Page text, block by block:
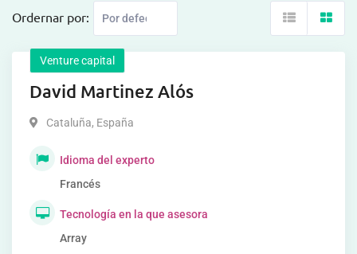
Ordernar por:
Venture capital
David Martinez Alós
Cataluña, España
Idioma del experto
Francés
Tecnología en la que asesora
Array